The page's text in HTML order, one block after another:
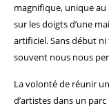
magnifique, unique
sur les doigts d’une
artificiel. Sans début
souvent nous nous
La volonté de réunir
d’artistes dans un